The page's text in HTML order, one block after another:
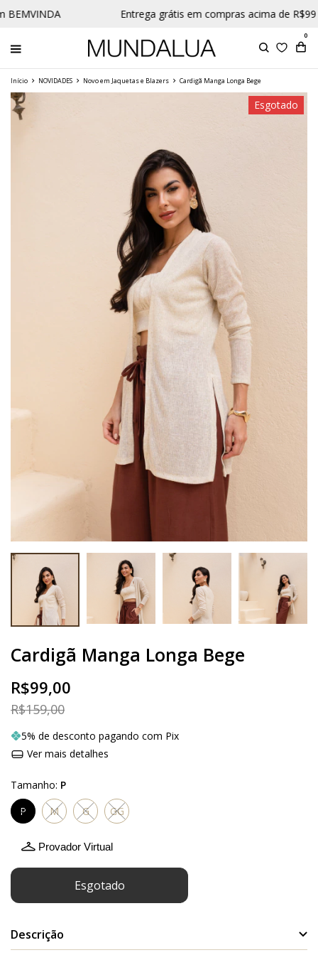
Entrega grátis em compras acima de R$99
0
Início NOVIDADES Novo em Jaquetas e Blazers Cardigã Manga Longa Bege
Esgotado
Cardigã Manga Longa Bege
R$99,00
R$159,00
5% de desconto pagando com Pix
Ver mais detalhes
Tamanho: P
P
M G GG
Provador Virtual
Descrição